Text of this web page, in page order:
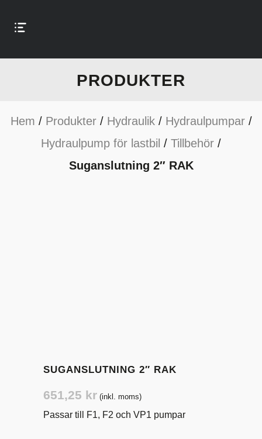
PRODUKTER
Hem / Produkter/ Hydraulik/ Hydraulpumpar/
Hydraulpump för lastbil / Tillbehör /
Suganslutning 2″ RAK
SUGANSLUTNING 2″ RAK
651,25 kr (inkl. moms)
Passar till F1, F2 och VP1 pumpar